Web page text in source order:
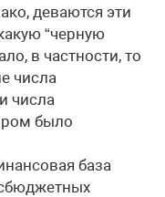
деваются эти
“черную
в частности, то
числа
числа
было
база